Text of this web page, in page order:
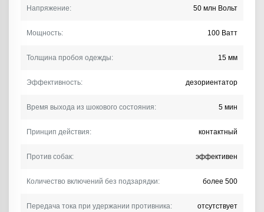
Напряжение: 50 млн Вольт
Мощность: 100 Ватт
Толщина пробоя одежды: 15 мм
Эффективность: дезориентатор
Время выхода из шокового состояния: 5 мин
Принцип действия: контактный
Против собак: эффективен
Количество включений без подзарядки: более 500
Передача тока при удержании противника: отсутствует